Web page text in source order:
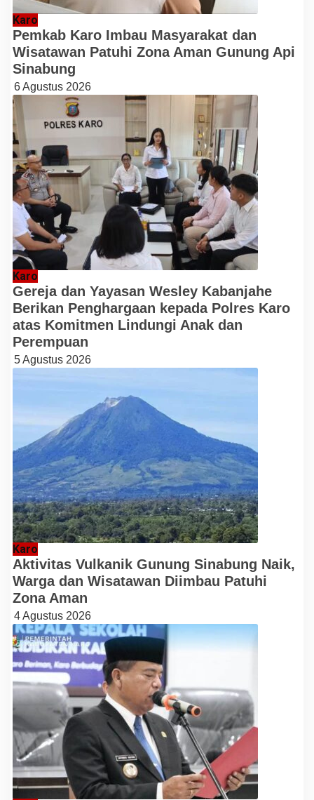
Karo
Pemkab Karo Imbau Masyarakat dan
Wisatawan Patuhi Zona Aman Gunung Api
Sinabung
6 Agustus 2026
Karo
Gereja dan Yayasan Wesley Kabanjahe
Berikan Penghargaan kepada Polres Karo
atas Komitmen Lindungi Anak dan
Perempuan
5 Agustus 2026
Karo
Aktivitas Vulkanik Gunung Sinabung Naik,
Warga dan Wisatawan Diimbau Patuhi
Zona Aman
4 Agustus 2026